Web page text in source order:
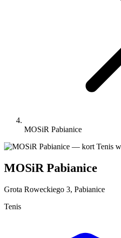
MOSiR Pabianice
MOSiR Pabianice
Grota Roweckiego 3, Pabianice
Tenis